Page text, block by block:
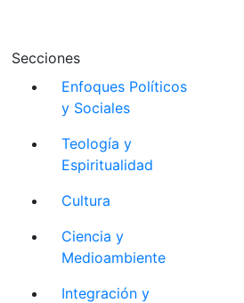
Secciones
Enfoques Políticos
y Sociales
Teología y
Espiritualidad
Cultura
Ciencia y
Medioambiente
Integración y